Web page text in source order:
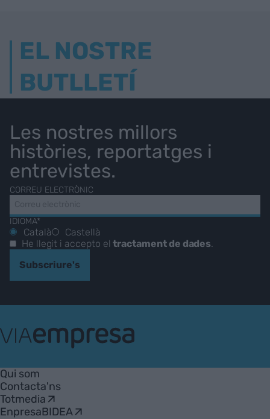
EL NOSTRE
BUTLLETÍ
Les nostres millors
històries, reportatges i
entrevistes.
CORREU ELECTRÒNIC
IDIOMA*
Català
Castellà
He llegit i accepto eltractament de dades.
Subscriure's
Empresa
Qui som
Contacta'ns
Totmedia
EnpresaBIDEA